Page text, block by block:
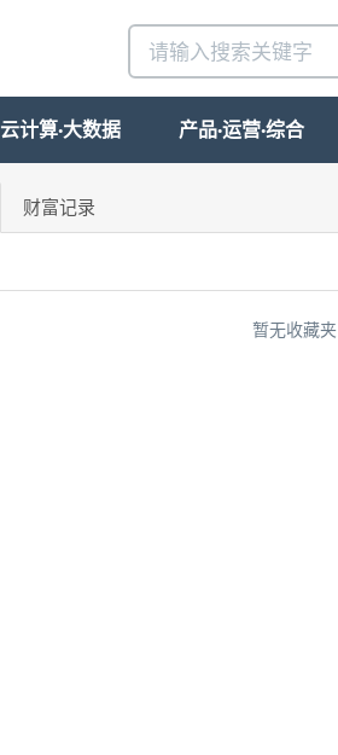
云计算·大数据 产品·运营·综合
财富记录
暂无收藏夹